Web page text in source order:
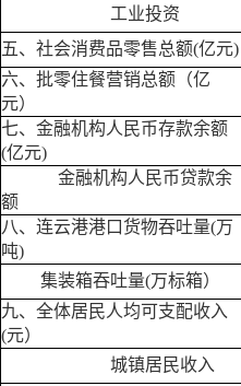
工业投资
五、社会消费品零售总额(亿元)
六、批零住餐营销总额（亿
元）
七、金融机构人民币存款余额
(亿元)
金融机构人民币贷款余
额
八、连云港港口货物吞吐量(万
吨)
集装箱吞吐量(万标箱）
九、全体居民人均可支配收入
(元）
城镇居民收入